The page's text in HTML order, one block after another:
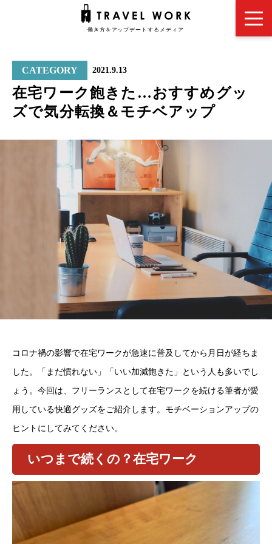
CATEGORY 2021.9.13
在宅ワーク飽きた…おすすめグッ
ズで気分転換＆モチベアップ
コロナ禍の影響で在宅ワークが急速に普及してから月日が経ちま
した。「まだ慣れない」「いい加減飽きた」という人も多いでし
ょう。今回は、フリーランスとして在宅ワークを続ける筆者が愛
用している快適グッズをご紹介します。モチベーションアップの
ヒントにしてみてください。
いつまで続くの？在宅ワーク